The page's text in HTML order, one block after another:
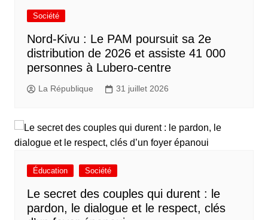
Société
Nord-Kivu : Le PAM poursuit sa 2e
distribution de 2026 et assiste 41 000
personnes à Lubero-centre
La République 31 juillet 2026
Éducation Société
Le secret des couples qui durent : le
pardon, le dialogue et le respect, clés